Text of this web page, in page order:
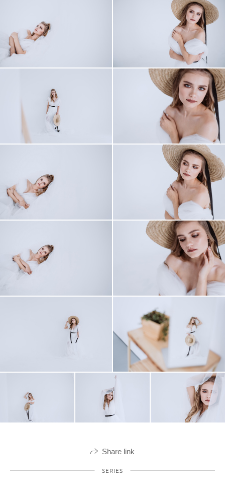
Share link
SERIES